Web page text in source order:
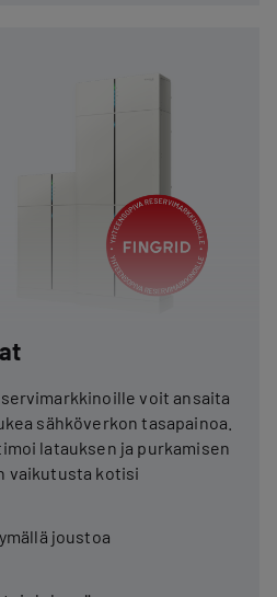
voit ansaita
sähköverkon tasapainoa.
latauksen ja purkamisen
vaikutusta kotisi
joustoa